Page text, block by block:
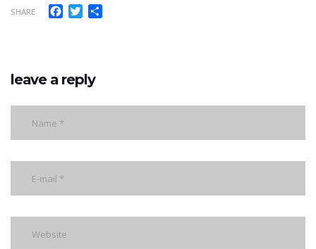
SHARE Facebook
Twitter
leave a reply